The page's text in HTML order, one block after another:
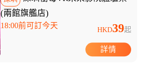
(兩館旗艦店)
18:00前可訂今天 HKD39起
詳情